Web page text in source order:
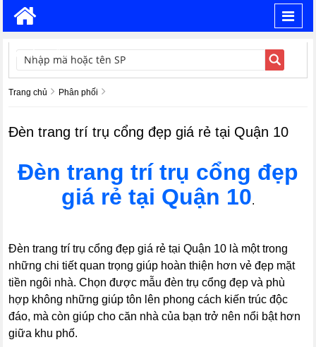
TÌM KIẾM
Trang chủ Phân phối
Đèn trang trí trụ cổng đẹp giá rẻ tại Quận 10
Đèn trang trí trụ cổng đẹp
giá rẻ tại Quận 10.
Đèn trang trí trụ cổng đẹp giá rẻ tại Quận 10 là một trong
những chi tiết quan trọng giúp hoàn thiện hơn vẻ đẹp mặt
tiền ngôi nhà. Chọn được mẫu đèn trụ cổng đẹp và phù
hợp không những giúp tôn lên phong cách kiến trúc độc
đáo, mà còn giúp cho căn nhà của bạn trở nên nổi bật hơn
giữa khu phố.